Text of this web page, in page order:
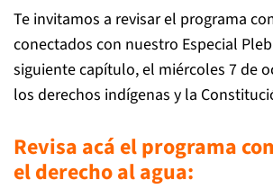
Te invitamos a revisar el programa
conectados con nuestro Especial
siguiente capítulo, el miércoles 7 de
los derechos indígenas y la
Revisa acá el programa
el derecho al agua: